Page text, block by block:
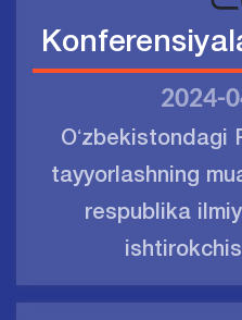
2024-
Oʻzbekistondagi
tayyorlashning
respublika